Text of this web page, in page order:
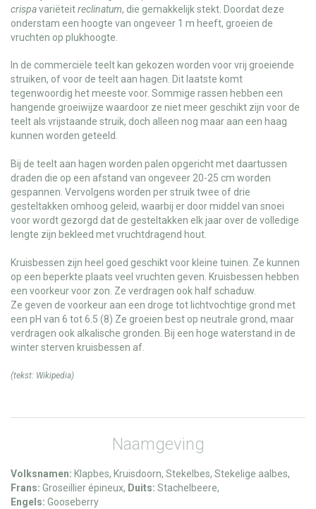
crispavariëteitreclinatum, die gemakkelijk stekt. Doordat deze
onderstam een hoogte van ongeveer 1 m heeft, groeien de
vruchten op plukhoogte.
In de commerciële teelt kan gekozen worden voor vrij groeiende
struiken, of voor de teelt aan hagen. Dit laatste komt
tegenwoordig het meeste voor. Sommige rassen hebben een
hangende groeiwijze waardoor ze niet meer geschikt zijn voor de
teelt als vrijstaande struik, doch alleen nog maar aan een haag
kunnen worden geteeld.
Bij de teelt aan hagen worden palen opgericht met daartussen
draden die op een afstand van ongeveer 20-25 cm worden
gespannen. Vervolgens worden per struik twee of drie
gesteltakken omhoog geleid, waarbij er door middel van snoei
voor wordt gezorgd dat de gesteltakken elk jaar over de volledige
lengte zijn bekleed met vruchtdragend hout.
Kruisbessen zijn heel goed geschikt voor kleine tuinen. Ze kunnen
op een beperkte plaats veel vruchten geven. Kruisbessen hebben
een voorkeur voor zon. Ze verdragen ook half schaduw.
Ze geven de voorkeur aan een droge tot lichtvochtige grond met
een pH van 6 tot 6.5 (8) Ze groeien best op neutrale grond, maar
verdragen ook alkalische gronden. Bij een hoge waterstand in de
winter sterven kruisbessen af.
(tekst: Wikipedia)
Naamgeving
Volksnamen: Klapbes, Kruisdoorn, Stekelbes, Stekelige aalbes,
Frans: Groseillier épineux, Duits: Stachelbeere,
Engels: Gooseberry